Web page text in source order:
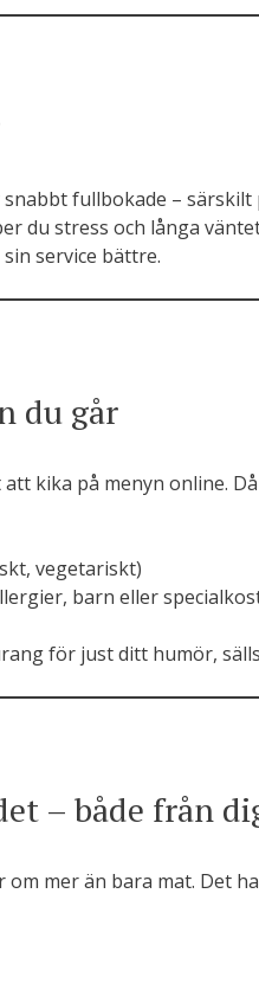
fullbokade –
du stress och långa
service bättre.
du går
kika på menyn online.
vegetariskt)
barn eller
för just ditt humör,
– både från
mer än bara mat. Det